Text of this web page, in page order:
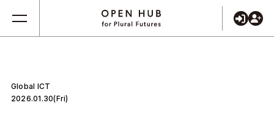
Global ICT
2026.01.30(Fri)